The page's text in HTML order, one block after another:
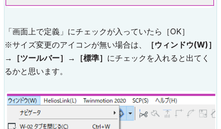
「画面上で定義」にチェックが入っていたら［OK］
※サイズ変更のアイコンが無い場合は、
［ウィンドウ(W)］
→［ツールバー］→［標準］ にチェックを入れると出てく
るかと思います。